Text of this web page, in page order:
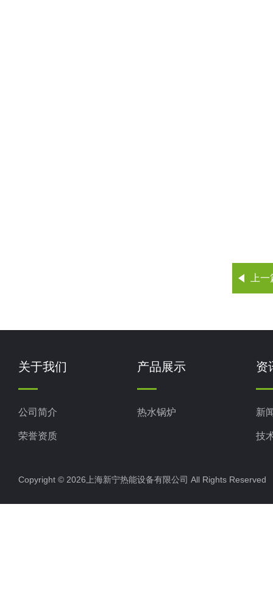
上
关于我们
公司简介
荣誉资质
产品展示
热水锅炉
资
新
技
Copyright © 2026上海新宁热能设备有限公司 All Rights